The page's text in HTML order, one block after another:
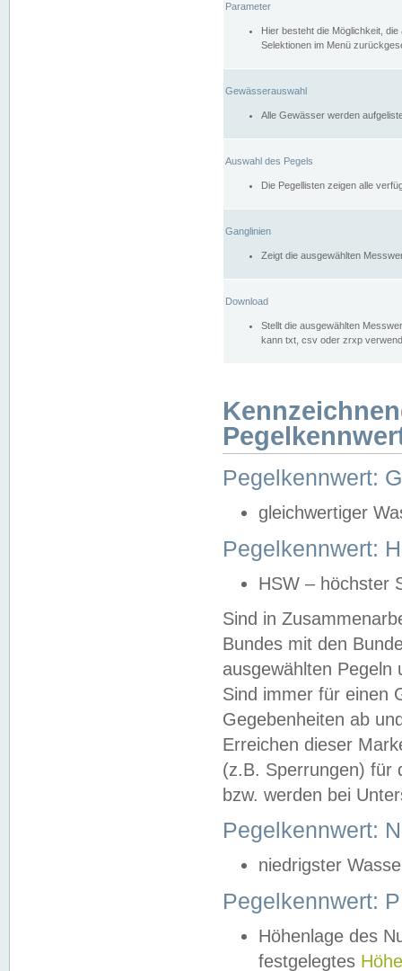
Parameter
Hier besteht die Möglichkeit,
Selektionen im Menü
Gewässerauswahl
Alle Gewässer werden
Auswahl des Pegels
Die Pegellisten zeigen alle
Ganglinien
Zeigt die ausgewählten
Download
Stellt die ausgewählten
kann txt, csv oder zrxp
Pegelkennwert:
gleichwertiger
Pegelkennwert:
HSW – höchster
Sind in
Bundes mit den
ausgewählten
Sind immer für einen
Gegebenheiten ab
Erreichen dieser
(z.B. Sperrungen) für
bzw. werden bei
Pegelkennwert:
niedrigster
Pegelkennwert:
Höhenlage des
festgelegtes